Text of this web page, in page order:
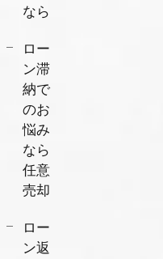
なら
ロー
ン滞
納で
のお
悩み
なら
任意
売却
ロー
ン返